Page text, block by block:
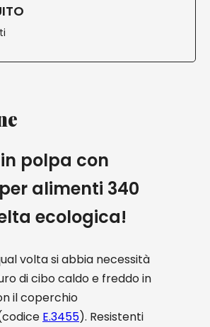
polpa con
alimenti 340
ecologica!
volta si abbia necessità
di cibo caldo e freddo in
il coperchio
E.3455). Resistenti